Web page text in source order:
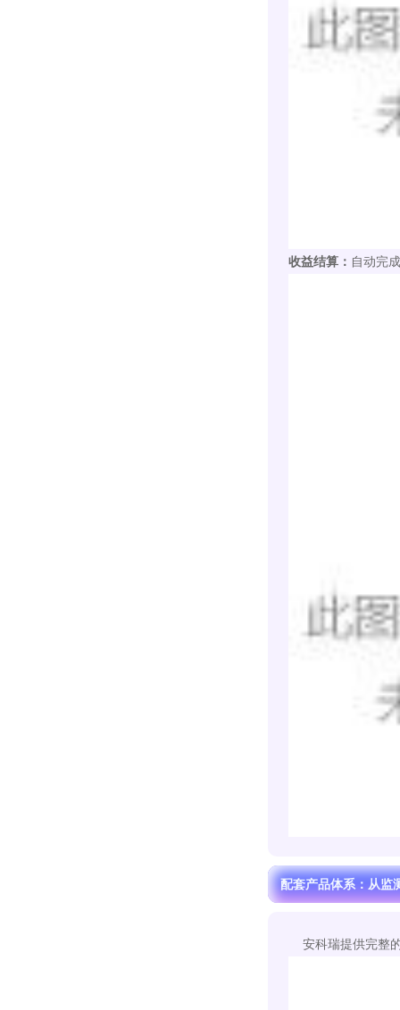
收益结算： 自动完
配套产品体系：从监
安科瑞提供完整